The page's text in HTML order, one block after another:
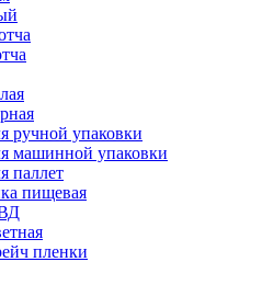
ручной упаковки
машинной упаковки
паллет
пищевая
пленки